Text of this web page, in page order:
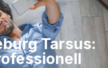
Tarsus: